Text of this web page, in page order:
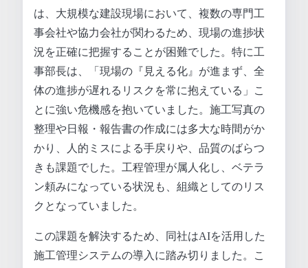
は、大規模な建設現場において、複数の専門工
事会社や協力会社が関わるため、現場の進捗状
況を正確に把握することが困難でした。特に工
事部長は、「現場の『見える化』が進まず、全
体の進捗が遅れるリスクを常に抱えている」こ
とに強い危機感を抱いていました。施工写真の
整理や日報・報告書の作成には多大な時間がか
かり、人的ミスによる手戻りや、品質のばらつ
きも課題でした。工程管理が属人化し、ベテラ
ン頼みになっている状況も、組織としてのリス
クとなっていました。
この課題を解決するため、同社はAIを活用した
施工管理システムの導入に踏み切りました。こ